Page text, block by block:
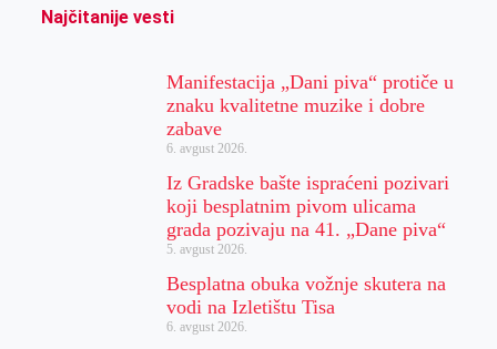
Najčitanije vesti
Manifestacija „Dani piva“ protiče u
znaku kvalitetne muzike i dobre
zabave
6. avgust 2026.
Iz Gradske bašte ispraćeni pozivari
koji besplatnim pivom ulicama
grada pozivaju na 41. „Dane piva“
5. avgust 2026.
Besplatna obuka vožnje skutera na
vodi na Izletištu Tisa
6. avgust 2026.